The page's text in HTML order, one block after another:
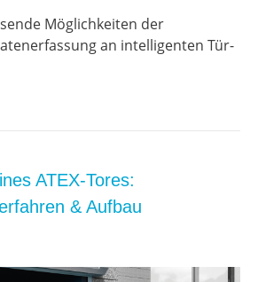
Möglichkeiten der
an intelligenten Tür-
ATEX-Tores:
& Aufbau